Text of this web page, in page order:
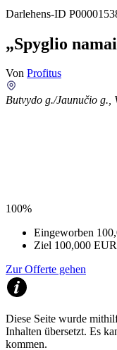
Darlehens-ID
„Spyglio
Von Profitus
Butvydo g./Jaunučio g.,
100%
Eingeworben
Ziel 100,000 EUR
Zur Offerte gehen
Diese Seite wurde
Inhalten übersetzt. Es
kommen.